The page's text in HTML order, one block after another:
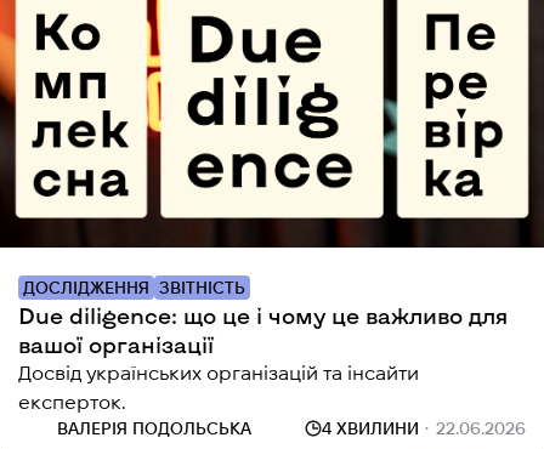
ДОСЛІДЖЕННЯ ЗВІТНІСТЬ
Due diligence: що це і чому це важливо для
вашої організації
Досвід українських організацій та інсайти
експерток.
ВАЛЕРІЯ ПОДОЛЬСЬКА 4 ХВИЛИНИ 22.06.2026